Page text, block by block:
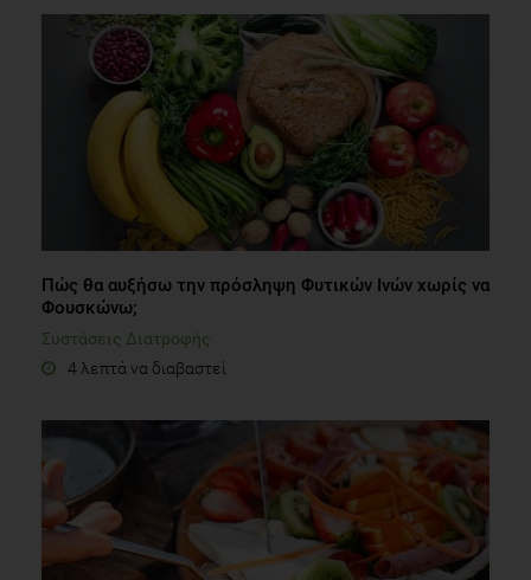
Πώς θα αυξήσω την πρόσληψη Φυτικών Ινών χωρίς να
Φουσκώνω;
Συστάσεις Διατροφής
4 λεπτά να διαβαστεί